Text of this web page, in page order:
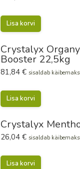
Lisa korvi
Crystalyx
Booster 22,5kg
81,84 € sisaldab
Lisa korvi
Crystalyx
26,04 € sisaldab
Lisa korvi